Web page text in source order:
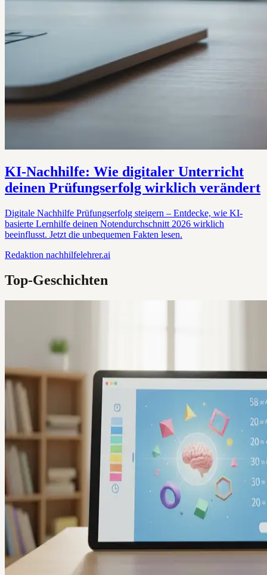
KI-Nachhilfe: Wie digitaler Unterricht
deinen Prüfungserfolg wirklich verändert
Digitale Nachhilfe Prüfungserfolg steigern – Entdecke, wie KI-
basierte Lernhilfe deinen Notendurchschnitt 2026 wirklich
beeinflusst. Jetzt die unbequemen Fakten lesen.
Redaktion nachhilfelehrer.ai
Top-Geschichten